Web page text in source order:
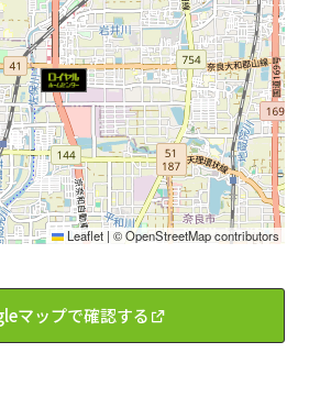
Leaflet | ©OpenStreetMapcontributors
マップで確認する